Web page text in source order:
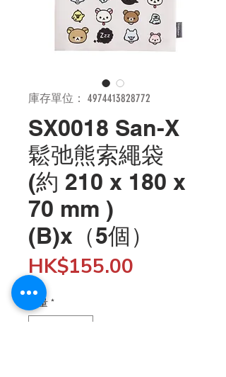
庫存單位： 4974413828772
SX0018 San-X
鬆弛熊索繩袋
(約 210 x 180 x
70 mm )
(B)x（5個）
HK$155.00
數量 *